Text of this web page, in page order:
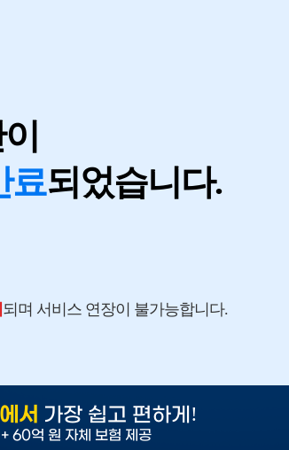
료되었습니다.
되며 서비스 연장이 불가능합니다.
서 가장 쉽고 편하게 !
60억 원 자체 보험 제공